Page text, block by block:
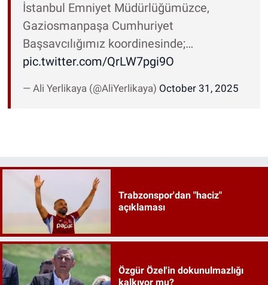
İstanbul Emniyet Müdürlüğümüzce,
Gaziosmanpaşa Cumhuriyet
Başsavcılığımız koordinesinde;…
pic.twitter.com/QrLW7pgi9O
— Ali Yerlikaya (@AliYerlikaya) October 31, 2025
Trabzonspor'dan "haciz"
açıklaması
Özgür Özel'in dokunulmazlığı
kalkıyor mu?